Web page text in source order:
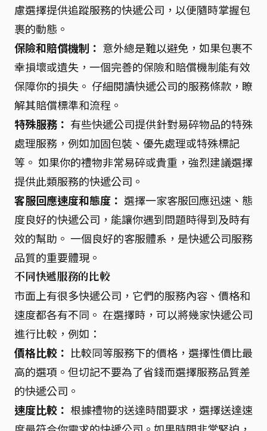
慮選擇提供追蹤服務的快遞公司，以便隨時掌握包
裹的動態。
保險和賠償機制： 意外總是難以避免，如果包裹不
幸損壞或遺失，一個完善的保險和賠償機制能有效
保障你的損失。 仔細閱讀快遞公司的服務條款，瞭
解其賠償標準和流程。
特殊服務： 有些快遞公司提供針對易碎物品的特殊
處理服務，例如加固包裝、優先處理或特殊標記
等。 如果你的禮物非常易碎或貴重，強烈建議選擇
提供此類服務的快遞公司。
客服回應速度和態度： 選擇一家客服回應迅速、態
度良好的快遞公司，能讓你遇到問題時得到及時有
效的幫助。 一個良好的客服體系，是快遞公司服務
品質的重要體現。
不同快遞服務的比較
市面上有很多快遞公司，它們的服務內容、價格和
速度都各有不同。 在選擇時，可以將幾家快遞公司
進行比較，例如：
價格比較： 比較同等服務下的價格，選擇性價比最
高的選項。但切記不要為了省錢而選擇服務品質差
的快遞公司。
速度比較： 根據禮物的送達時間要求，選擇送達速